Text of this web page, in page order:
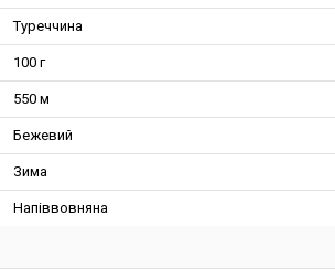
Туреччина
100 г
550 м
Бежевий
Зима
Напіввовняна